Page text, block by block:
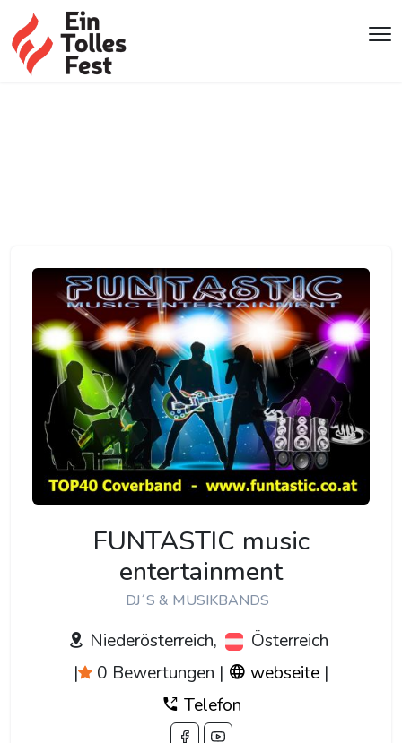
FUNTASTIC music
entertainment
DJ´S & MUSIKBANDS
Niederösterreich,
Österreich
|
0 Bewertungen | webseite |
Telefon